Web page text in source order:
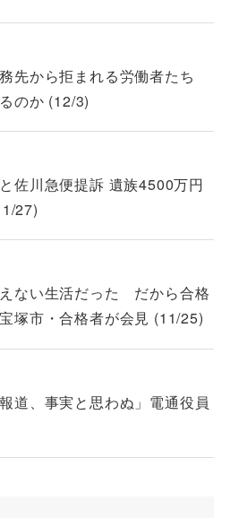
先から拒まれる労働者たち
のか (12/3)
佐川急便提訴 遺族4500万円
27)
えない生活だった だから合格
塚市・合格者が会見 (11/25)
道、事実と思わぬ」電通役員